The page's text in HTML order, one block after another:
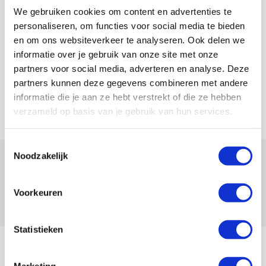
We gebruiken cookies om content en advertenties te
personaliseren, om functies voor social media te bieden
en om ons websiteverkeer te analyseren. Ook delen we
informatie over je gebruik van onze site met onze
partners voor social media, adverteren en analyse. Deze
partners kunnen deze gegevens combineren met andere
informatie die je aan ze hebt verstrekt of die ze hebben
verzameld op basis van je gebruik van hun services.
Noodzakelijk
Voorkeuren
Statistieken
Floris Roos
Bekijk alle berichten van Floris Roos
Net binnen //
Drie dingen die je moet weten over PEC
08 AUGUSTUS 2026 - 12:32
jij aan nieuw eredivisieseizoen?